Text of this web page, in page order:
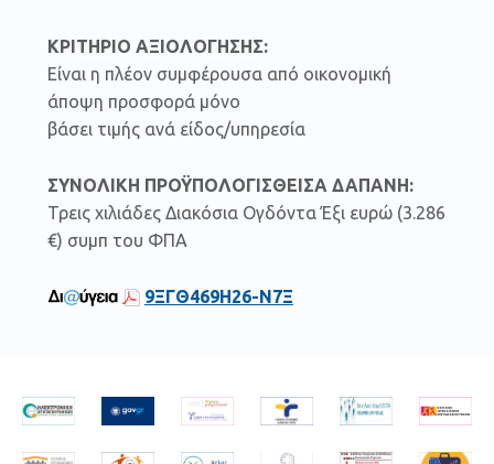
ΚΡΙΤΗΡΙΟ ΑΞΙΟΛΟΓΗΣΗΣ:
Είναι η πλέον συμφέρουσα από οικονομική
άποψη προσφορά μόνο
βάσει τιμής ανά είδος/υπηρεσία
ΣΥΝΟΛΙΚΗ ΠΡΟΫΠΟΛΟΓΙΣΘΕΙΣΑ ΔΑΠΑΝΗ:
Τρεις χιλιάδες Διακόσια Ογδόντα Έξι ευρώ (3.286
€) συμπ του ΦΠΑ
9ΞΓΘ469Η26-Ν7Ξ